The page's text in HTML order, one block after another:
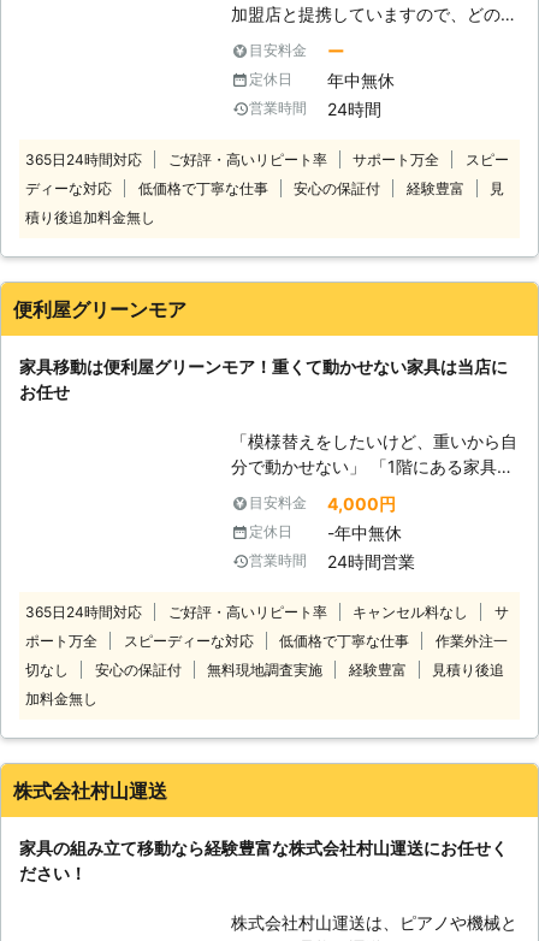
加盟店と提携していますので、どの地
方にお住まいのお客様でも迅速に対応
いたします。 コールセンターでは24
時間365日年中無休でお電話を受け付
けています。 深夜でも早朝でもお客
話ください。 コールセンターのスタ
ッフがお客様のお悩みをお聞きしま
ほしい」 「説明書を見ても家具の組
り、お悩みのお客様はぜひ家具移動組
立110番をご利用ください。 大きくて
豊富なベテランが迅速に解決します。
家具移動組立110番では、家具の組立
作業や移動作業にお困りのお客様に喜
んで対応させていただきます。
目安料金 ー
定休日 年中無休
営業時間 24時間
365日24時間対応 ご好評・高いリピート率 サポート万全
スピー
ディーな対応
低価格で丁寧な仕事 安心の保証付 経験豊富
見
積り後追加料金無し
便利屋グリーンモア
家具移動は便利屋グリーンモア！重くて動かせない家具は当店に
お任せ
「模様替えをしたいけど、重いから自
分で動かせない」 「1階にある家具を
2階に移動してほしい」 「家具組立か
ら代行して設置までお任せしたい」
このようなご要望がありましたら便利
屋グリーンモアに家具移動をお任せく
としてお住まいの「困った」「お悩
み」を解決するお手伝いをしていま
す。依頼したいことがあれば、何でも
ためにも当店へ 生活していくうちに
部屋に必要なものが増えたり、減った
ら簡単に移動できますが、一人暮らし
だと家具や家電を移動させるのは一苦
たりすることがあります。それだけで
目安料金 4,000円
定休日 -年中無休
営業時間 24時間営業
365日24時間対応 ご好評・高いリピート率 キャンセル料なし
サ
ポート万全
スピーディーな対応 低価格で丁寧な仕事
作業外注一
切なし
安心の保証付 無料現地調査実施 経験豊富
見積り後追
加料金無し
株式会社村山運送
家具の組み立て移動なら経験豊富な株式会社村山運送にお任せく
ださい！
株式会社村山運送は、ピアノや機械と